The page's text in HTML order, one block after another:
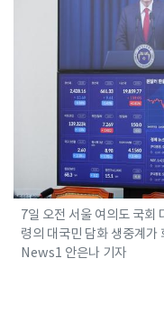
7일 오전 서울 여의도 국회
령의 대국민 담화 생중계
News1 안은나 기자